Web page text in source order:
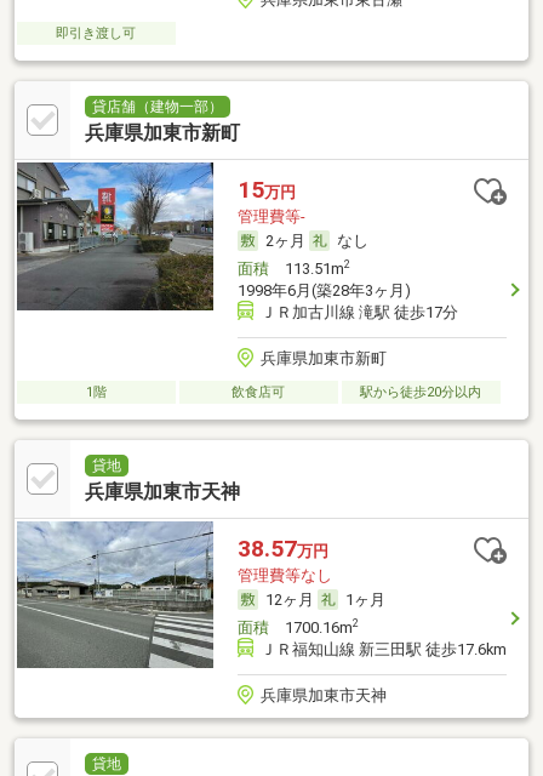
即引き渡し可
貸店舗（建物一部）
兵庫県加東市新町
15万円
管理費等-
2ヶ月
なし
面積113.51m2
1998年6月(築28年3ヶ月)
ＪＲ加古川線 滝駅 徒歩17分
兵庫県加東市新町
1階 飲食店可 駅から徒歩20分以内
貸地
兵庫県加東市天神
38.57万円
管理費等なし
12ヶ月
1ヶ月
面積1700.16m2
ＪＲ福知山線 新三田駅 徒歩17.6km
兵庫県加東市天神
貸地